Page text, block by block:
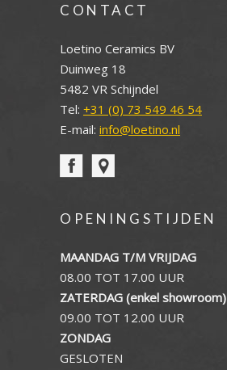
CONTACT
Loetino Ceramics BV
Duinweg 18
5482 VR Schijndel
Tel: +31 (0) 73 549 46 54
E-mail: info@loetino.nl
OPENINGSTIJDEN
MAANDAG T/M VRIJDAG
08.00 TOT 17.00 UUR
ZATERDAG (enkel showroom)
09.00 TOT 12.00 UUR
ZONDAG
GESLOTEN